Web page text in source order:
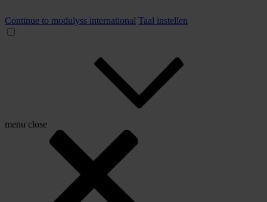
Continue to modulyss international Taal instellen
menu close